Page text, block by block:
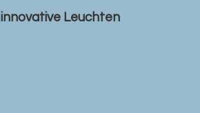
innovative Leuchten